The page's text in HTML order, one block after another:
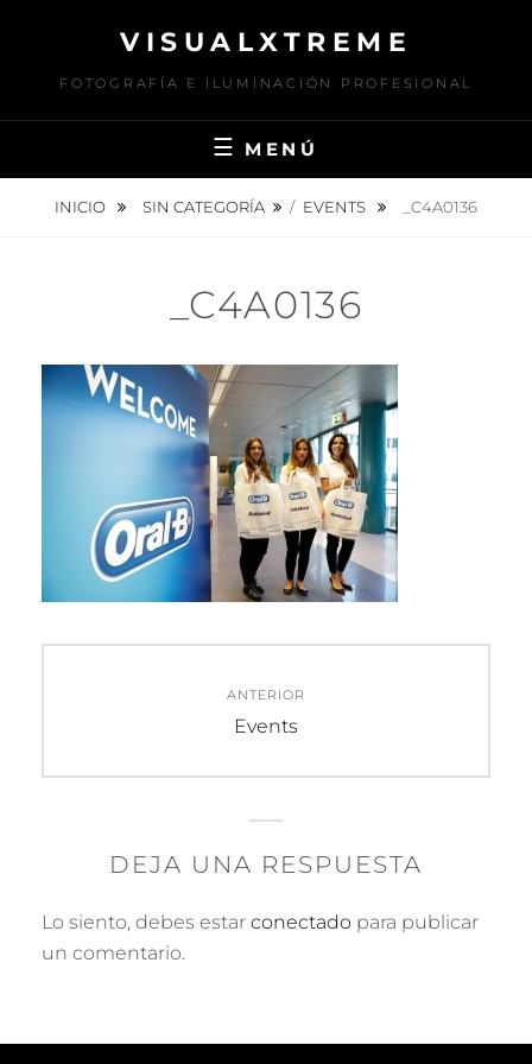
contenido
VISUALXTREME
FOTOGRAFÍA E ILUMINACIÓN PROFESIONAL
MENÚ
INICIO SIN CATEGORÍA / EVENTS _C4A0136
_C4A0136
entradas
ANTERIOR
Entrada
Events
DEJA UNA RESPUESTA
Lo siento, debes estar conectado para publicar
un comentario.